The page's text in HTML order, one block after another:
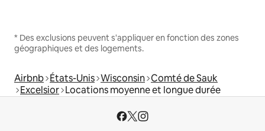
* Des exclusions peuvent s'appliquer en fonction des zones
géographiques et des logements.
Airbnb États-Unis Wisconsin Comté de Sauk
Excelsior Locations moyenne et longue durée